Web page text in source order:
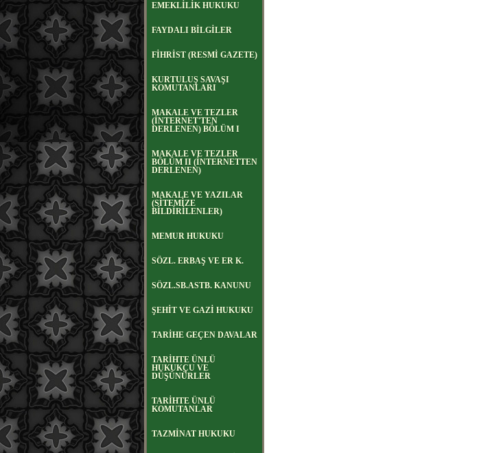
EMEKLİLİK HUKUKU
FAYDALI BİLGİLER
FİHRİST (RESMİ GAZETE)
KURTULUŞ SAVAŞI
KOMUTANLARI
MAKALE VE TEZLER
(İNTERNET'TEN
DERLENEN) BÖLÜM I
MAKALE VE TEZLER
BÖLÜM II (İNTERNETTEN
DERLENEN)
MAKALE VE YAZILAR
(SİTEMİZE
BİLDİRİLENLER)
MEMUR HUKUKU
SÖZL. ERBAŞ VE ER K.
SÖZL.SB.ASTB. KANUNU
ŞEHİT VE GAZİ HUKUKU
TARİHE GEÇEN DAVALAR
TARİHTE ÜNLÜ
HUKUKÇU VE
DÜŞÜNÜRLER
TARİHTE ÜNLÜ
KOMUTANLAR
TAZMİNAT HUKUKU